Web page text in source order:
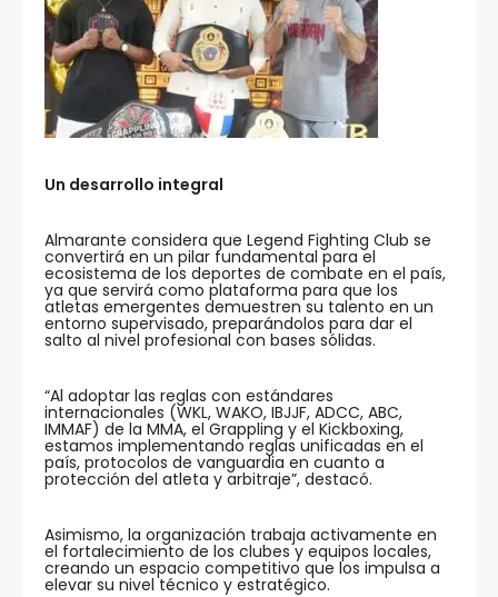
Un desarrollo integral
Almarante considera que Legend Fighting Club se
convertirá en un pilar fundamental para el
ecosistema de los deportes de combate en el país,
ya que servirá como plataforma para que los
atletas emergentes demuestren su talento en un
entorno supervisado, preparándolos para dar el
salto al nivel profesional con bases sólidas.
“Al adoptar las reglas con estándares
internacionales (WKL, WAKO, IBJJF, ADCC, ABC,
IMMAF) de la MMA, el Grappling y el Kickboxing,
estamos implementando reglas unificadas en el
país, protocolos de vanguardia en cuanto a
protección del atleta y arbitraje”, destacó.
Asimismo, la organización trabaja activamente en
el fortalecimiento de los clubes y equipos locales,
creando un espacio competitivo que los impulsa a
elevar su nivel técnico y estratégico.